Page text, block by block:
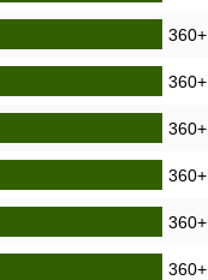
360+
360+
360+
360+
360+
360+